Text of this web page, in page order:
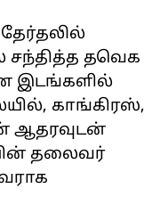
சந்தித்த தவெக
இடங்களில்
காங்கிரஸ்,
ஆதரவுடன்
தலைவர்